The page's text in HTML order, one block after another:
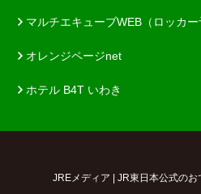
マルチエキューブWEB（ロッカー
オレンジページnet
ホテル B4T いわき
JREメディア | JR東日本公式の